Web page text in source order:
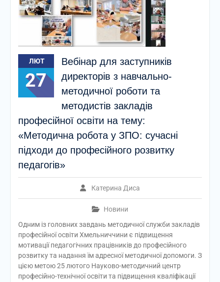
ЛЮТ
27
Вебінар для заступників
директорів з навчально-
методичної роботи та
методистів закладів
професійної освіти на тему:
«Методична робота у ЗПО: сучасні
підходи до професійного розвитку
педагогів»
Катерина Диса
Новини
Одним із головних завдань методичної служби закладів
професійної освіти Хмельниччини є підвищення
мотивації педагогічних працівників до професійного
розвитку та надання їм адресної методичної допомоги. З
цією метою 25 лютого Науково-методичний центр
професійно-технічної освіти та підвищення кваліфікації